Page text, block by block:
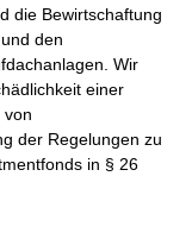
die Bewirtschaftung
den
Wir
einer
von
der Regelungen zu
in § 26